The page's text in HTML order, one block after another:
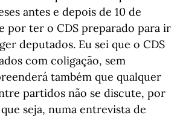
antes e depois de 10 de
por ter o CDS preparado para ir
deputados. Eu sei que o CDS
com coligação, sem
também que qualquer
partidos não se discute, por
seja, numa entrevista de